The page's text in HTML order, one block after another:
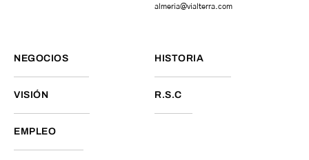
almeria@vialterra.com
NEGOCIOS HISTORIA
VISIÓN R.S.C
EMPLEO